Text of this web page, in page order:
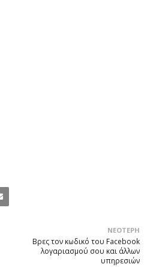
ΝΕΌΤΕΡΗ
Βρες τον κωδικό του Facebook
λογαριασμού σου και άλλων
υπηρεσιών